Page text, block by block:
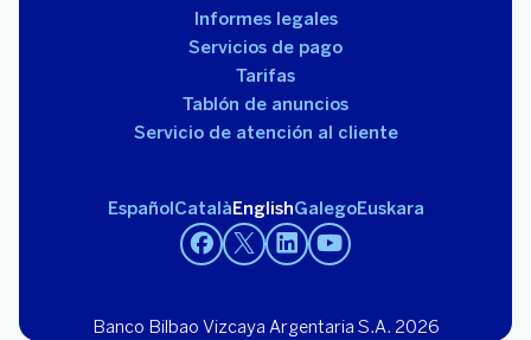
Informes legales
Servicios de pago
Tarifas
Tablón de anuncios
Servicio de atención al cliente
EspañolCatalàEnglishGalegoEuskara
Banco Bilbao Vizcaya Argentaria S.A. 2026